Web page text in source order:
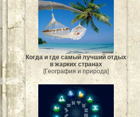
Когда и где самый лучший отдых
в жарких странах
[География и природа]